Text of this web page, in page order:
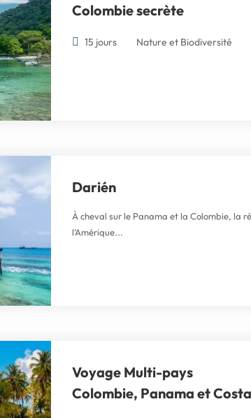
Colombie secrète
15 jours Nature et Biodiversité
Darién
À cheval sur le Panama et la Colombie, la
l’Amérique...
Voyage Multi-pays
Colombie, Panama et